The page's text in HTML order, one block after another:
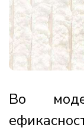
Во